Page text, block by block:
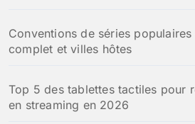
Conventions de séries
complet et villes hôtes
Top 5 des tablettes tactiles pour
en streaming en 2026